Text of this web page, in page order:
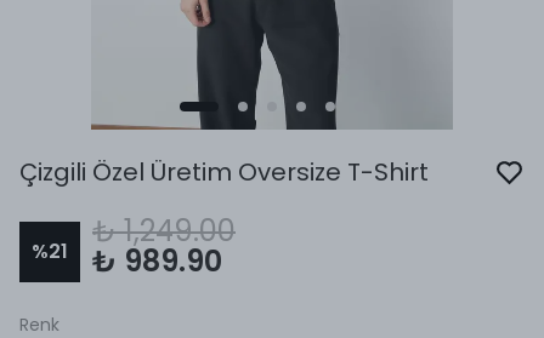
Çizgili Özel Üretim Oversize T-Shirt
%21
₺ 1,249.00
₺ 989.90
Renk